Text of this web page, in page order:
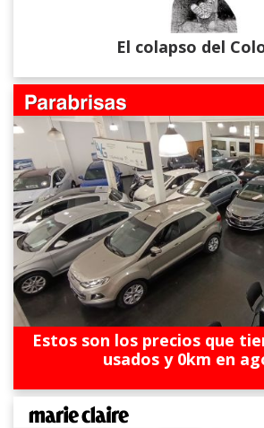
El colapso del
Estos son los precios que
usados y 0km en